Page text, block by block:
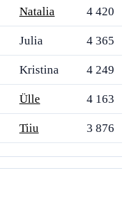
Natalia 4 420
Julia 4 365
Kristina 4 249
Ülle 4 163
Tiiu 3 876